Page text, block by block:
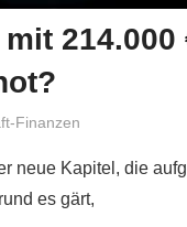
214.000
Finanzen
neue Kapitel, die
es gärt,